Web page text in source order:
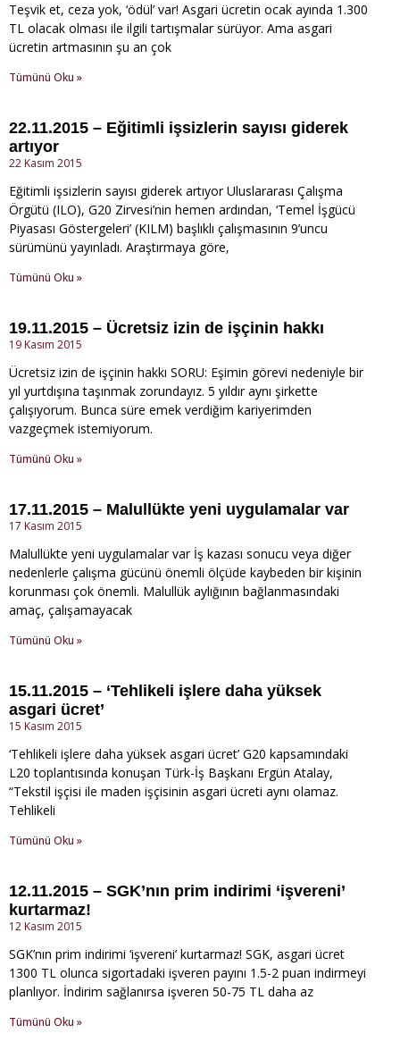
Teşvik et, ceza yok, ‘ödül’ var! Asgari ücretin ocak ayında 1.300
TL olacak olması ile ilgili tartışmalar sürüyor. Ama asgari
ücretin artmasının şu an çok
Tümünü Oku »
22.11.2015 – Eğitimli işsizlerin sayısı giderek
artıyor
22 Kasım 2015
Eğitimli işsizlerin sayısı giderek artıyor Uluslararası Çalışma
Örgütü (ILO), G20 Zirvesi’nin hemen ardından, ‘Temel İşgücü
Piyasası Göstergeleri’ (KILM) başlıklı çalışmasının 9’uncu
sürümünü yayınladı. Araştırmaya göre,
Tümünü Oku »
19.11.2015 – Ücretsiz izin de işçinin hakkı
19 Kasım 2015
Ücretsiz izin de işçinin hakkı SORU: Eşimin görevi nedeniyle bir
yıl yurtdışına taşınmak zorundayız. 5 yıldır aynı şirkette
çalışıyorum. Bunca süre emek verdiğim kariyerimden
vazgeçmek istemiyorum.
Tümünü Oku »
17.11.2015 – Malullükte yeni uygulamalar var
17 Kasım 2015
Malullükte yeni uygulamalar var İş kazası sonucu veya diğer
nedenlerle çalışma gücünü önemli ölçüde kaybeden bir kişinin
korunması çok önemli. Malullük aylığının bağlanmasındaki
amaç, çalışamayacak
Tümünü Oku »
15.11.2015 – ‘Tehlikeli işlere daha yüksek
asgari ücret’
15 Kasım 2015
‘Tehlikeli işlere daha yüksek asgari ücret’ G20 kapsamındaki
L20 toplantısında konuşan Türk-İş Başkanı Ergün Atalay,
“Tekstil işçisi ile maden işçisinin asgari ücreti aynı olamaz.
Tehlikeli
Tümünü Oku »
12.11.2015 – SGK’nın prim indirimi ‘işvereni’
kurtarmaz!
12 Kasım 2015
SGK’nın prim indirimi ‘işvereni’ kurtarmaz! SGK, asgari ücret
1300 TL olunca sigortadaki işveren payını 1.5-2 puan indirmeyi
planlıyor. İndirim sağlanırsa işveren 50-75 TL daha az
Tümünü Oku »